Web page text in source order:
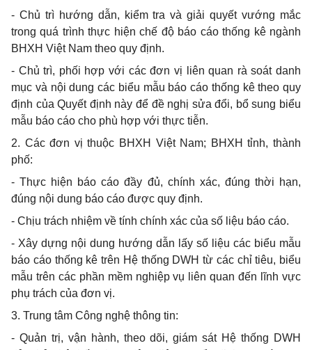
- Chủ trì hướng dẫn, kiểm tra và giải quyết vướng mắc
trong quá trình thực hiện chế độ báo cáo thống kê ngành
BHXH Việt Nam theo quy định.
- Chủ trì, phối hợp với các đơn vị liên quan rà soát danh
mục và nội dung các biểu mẫu báo cáo thống kê theo quy
định của Quyết định này đểđề nghị sửa đổi, bổ sung biểu
mẫu báo cáo cho phù hợp với thực tiễn.
2. Các đơn vị thuộc BHXH Việt Nam; BHXH tỉnh, thành
phố:
-Thực hiện báo cáo đầy đủ, chính xác, đúng thời hạn,
đúng nội dung báo cáo được quy định.
- Chịu trách nhiệm về tính chính xác của số liệu báo cáo.
- Xây dựng nội dung hướng dẫn lấy số liệu các biểu mẫu
báo cáo thống kê trên Hệ thống DWH từ các chỉ tiêu, biểu
mẫu trên các phần mềm nghiệp vụ liên quan đến lĩnh vực
phụ trách của đơn vị.
3. Trung tâm Công nghệ thông tin:
- Quản trị, vận hành, theodõi, giám sát Hệ thống DWH